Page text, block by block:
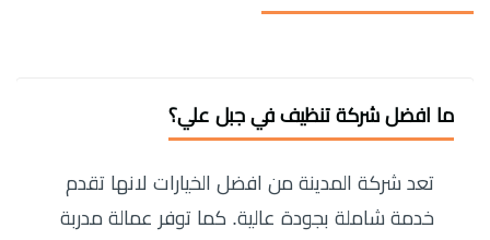
ما افضل شركة تنظيف في جبل علي؟
تعد شركة المدينة من افضل الخيارات لانها تقدم
خدمة شاملة بجودة عالية. كما توفر عمالة مدربة